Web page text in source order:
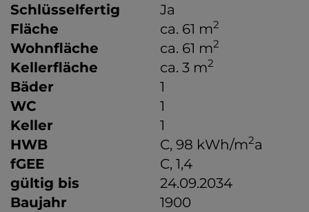
Schlüsselfertig
Ja
Fläche
ca. 61 m2
Wohnfläche ca. 61 m2
Kellerfläche ca. 3 m2
Bäder
1
WC
1
Keller
1
HWB
C, 98 kWh/m2a
fGEE
C, 1,4
gültig bis
24.09.2034
Baujahr
1900